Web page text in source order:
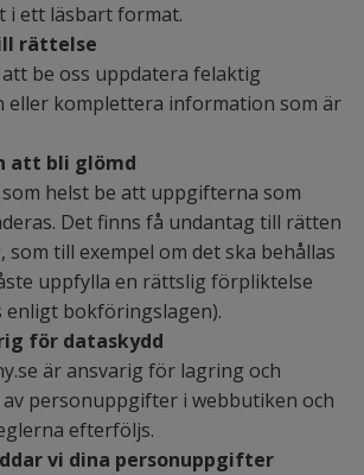
i ett läsbart format.
rättelse
be oss uppdatera felaktig
eller komplettera information som är
att bli glömd
helst be att uppgifterna som
Det finns få undantag till rätten
som till exempel om det ska behållas
uppfylla en rättslig förpliktelse
enligt bokföringslagen).
för dataskydd
är ansvarig för lagring och
personuppgifter i webbutiken och
efterföljs.
vi dina personuppgifter